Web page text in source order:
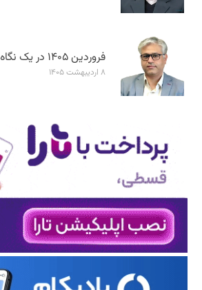
فروردین ۱۴۰۵ در یک نگاه
۸ اردیبهشت ۱۴۰۵